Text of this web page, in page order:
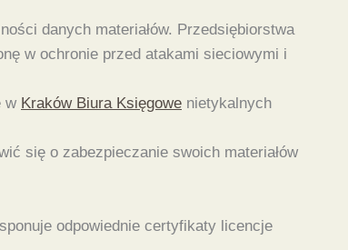
danych materiałów. Przedsiębiorstwa
w ochronie przed atakami sieciowymi i
w Kraków Biura Księgowe nietykalnych
się o zabezpieczanie swoich materiałów
odpowiednie certyfikaty licencje